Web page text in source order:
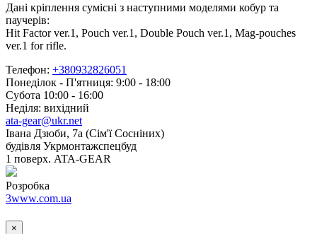
Дані кріплення сумісні з наступними моделями кобур та
паучерів:
Hit Factor ver.1, Pouch ver.1, Double Pouch ver.1, Mag-pouches
ver.1 for rifle.
Телефон: +380932826051
Понеділок - П'ятниця: 9:00 - 18:00
Субота 10:00 - 16:00
Неділя: вихідний
ata-gear@ukr.net
Івана Дзюби, 7а (Сім'ї Сосніних)
будівля Укрмонтажспецбуд
1 поверх. ATA-GEAR
Розробка
3www.com.ua
×